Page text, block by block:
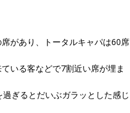
があり、トータルキャパは60席
いる客などで7割近い席が埋ま
ぎるとだいぶガラッとした感じ